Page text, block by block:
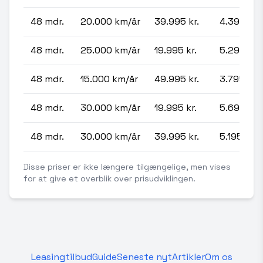
48 mdr. 20.000 km/år 39.995 kr. 4.395 kr.
48 mdr. 25.000 km/år 19.995 kr. 5.295 kr.
48 mdr. 15.000 km/år 49.995 kr. 3.795 kr.
48 mdr. 30.000 km/år 19.995 kr. 5.695 kr.
48 mdr. 30.000 km/år 39.995 kr. 5.195 kr.
Disse priser er ikke længere tilgængelige, men vises
for at give et overblik over prisudviklingen.
LeasingtilbudGuideSeneste nytArtiklerOm os